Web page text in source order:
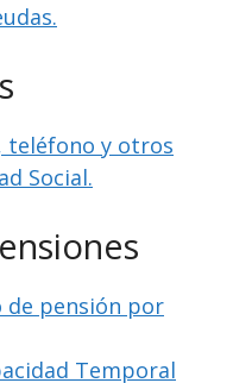
teléfono y otros
Social.
de pensión por
Temporal